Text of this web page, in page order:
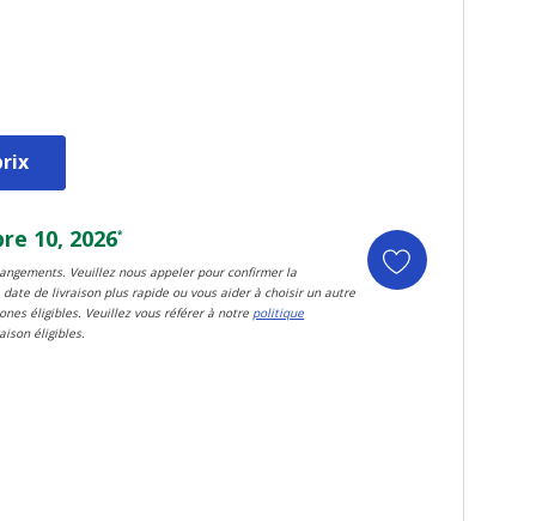
10, 2026*
Veuillez nous appeler pour confirmer la
de livraison plus rapide ou vous aider à choisir un autre
éligibles. Veuillez vous référer à notre politique
éligibles.